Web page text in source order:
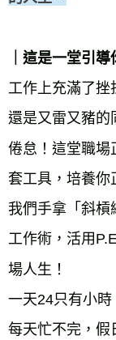
｜這是一堂引
工作上充滿了挫
還是又雷又豬的
倦怠！這堂職場
套工具，培養你
我們手拿「斜槓
工作術，活用
場人生！
一天24只有小
每天忙不完，假